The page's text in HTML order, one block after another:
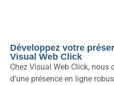
Développez votre
Visual Web Click
Chez Visual Web Click, nous
d’une présence en ligne